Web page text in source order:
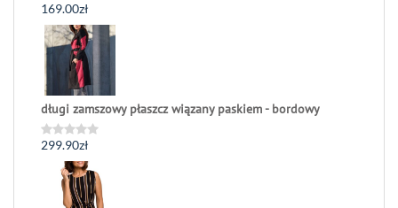
Oceniono
0
na
5
169.00zł
długi zamszowy płaszcz wiązany paskiem - bordowy
Oceniono
299.90zł